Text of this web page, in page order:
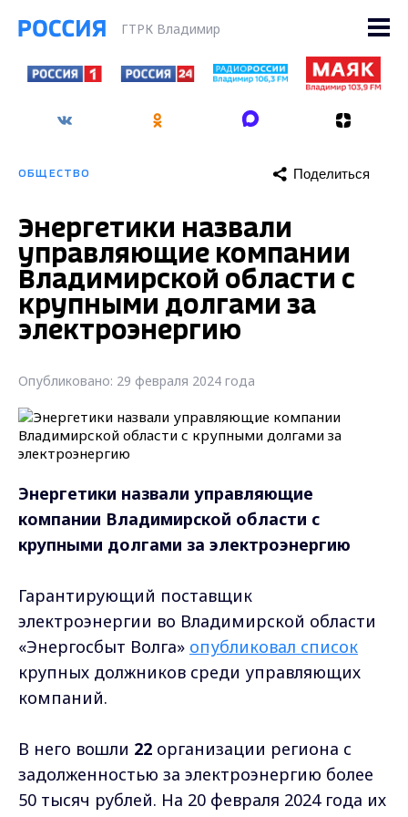
ГТРК Владимир
ОБЩЕСТВО Поделиться
Энергетики назвали
управляющие компании
Владимирской области с
крупными долгами за
электроэнергию
Опубликовано: 29 февраля 2024 года
Энергетики назвали управляющие
компании Владимирской области с
крупными долгами за электроэнергию
Гарантирующий поставщик
электроэнергии во Владимирской области
«Энергосбыт Волга» опубликовал список
крупных должников среди управляющих
компаний.
В него вошли 22 организации региона с
задолженностью за электроэнергию более
50 тысяч рублей. На 20 февраля 2024 года их